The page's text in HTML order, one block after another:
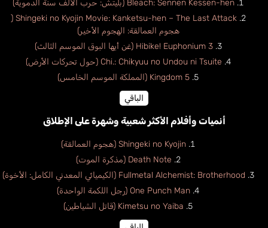
Bleach: Sennen Kessen-hen (بليتش: حرب الألف سنة الدموية)
Shingeki no Kyojin Movie: Kanketsu-hen – The Last Attack (
هجوم العمالقة: الهجوم الأخير)
Hibike! Euphonium 3 (غن أيها البوق الموسم الثالث)
Chi.: Chikyuu no Undou ni Tsuite (حول تحركات الأرض)
Kingdom 5 (المملكة الموسم الخامس)
الباقي
أنميات وأفلام الأكثر شعبية وشهرة على الإطلاق
Shingeki no Kyojin (هجوم العمالقة)
Death Note (مذكرة الموت)
Fullmetal Alchemist: Brotherhood (الكيميائي المعدني الكامل: الأخوة)
One Punch Man (رجل اللكمة الواحدة)
Kimetsu no Yaiba (قاتل الشياطين)